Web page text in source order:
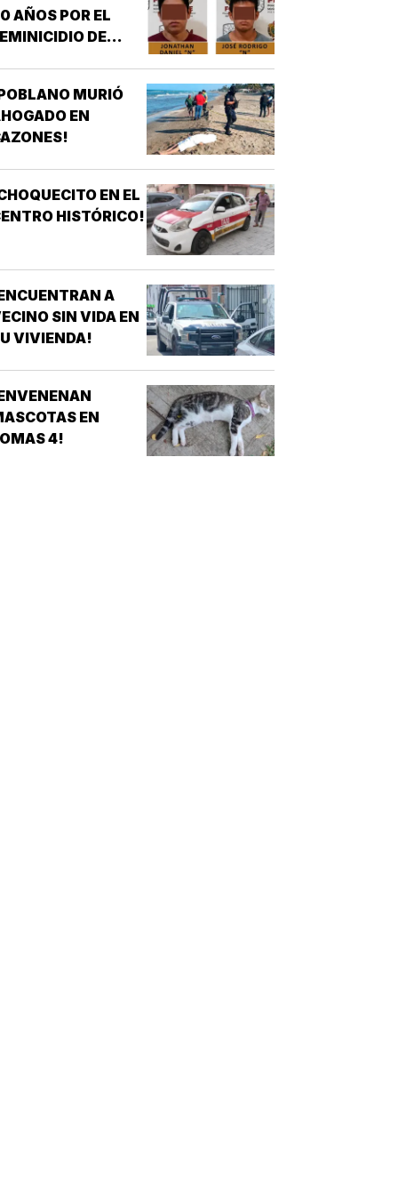
AÑOS POR EL
DE
MURIÓ
EN
EN EL
HISTÓRICO!
A
SIN VIDA EN
VIVIENDA!
EN
4!